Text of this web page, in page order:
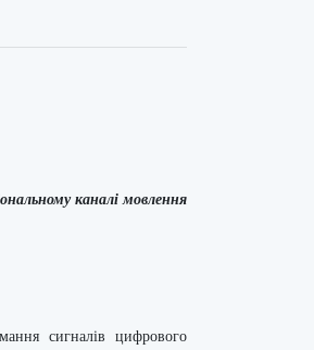
каналі мовлення
сигналів цифрового